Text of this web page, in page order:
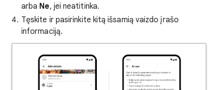
arba Ne, jei neatitinka.
Tęskite ir pasirinkite kitą išsamią vaizdo įrašo
informaciją.